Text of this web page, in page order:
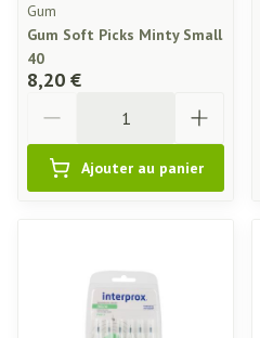
Gum
Gum Soft Picks Minty Small
40
8,20 €
Ajouter au panier